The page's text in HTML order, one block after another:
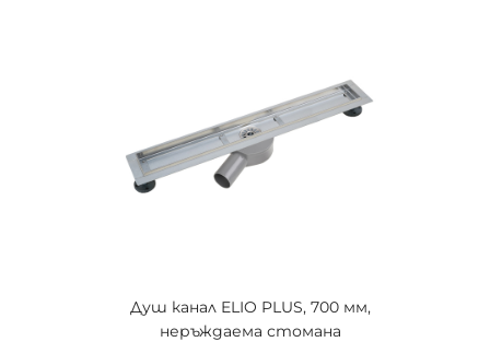
Душ канал ELIO PLUS, 700 мм,
неръждаема стомана